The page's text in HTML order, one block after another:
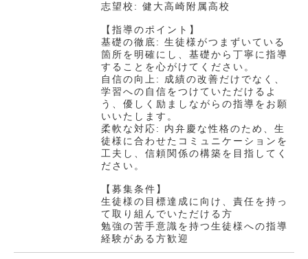
志望校: 健大高崎附属高校
【指導のポイント】
基礎の徹底: 生徒様がつまずいている
箇所を明確にし、基礎から丁寧に指導
することを心がけてください。
自信の向上: 成績の改善だけでなく、
学習への自信をつけていただけるよ
う、優しく励ましながらの指導をお願
いいたします。
柔軟な対応: 内弁慶な性格のため、生
徒様に合わせたコミュニケーションを
工夫し、信頼関係の構築を目指してく
ださい。
【募集条件】
生徒様の目標達成に向け、責任を持っ
て取り組んでいただける方
勉強の苦手意識を持つ生徒様への指導
経験がある方歓迎